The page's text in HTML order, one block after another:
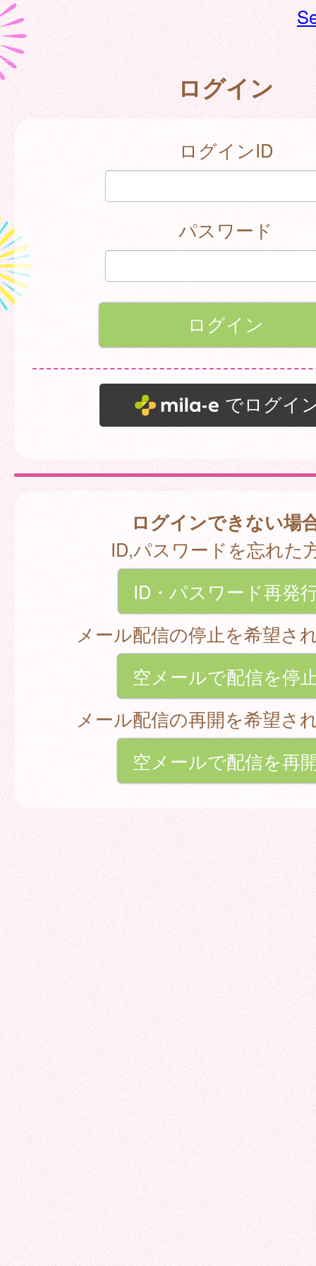
ログイン
ログインID
パスワード
でログイ
ログインできない場
ID,パスワードを忘れた
ID・パスワード再発
メール配信の停止を希望さ
空メールで配信を停
メール配信の再開を希望さ
空メールで配信を再